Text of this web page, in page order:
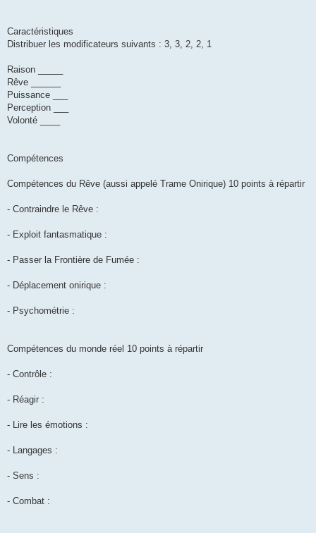
Caractéristiques
Distribuer les modificateurs suivants : 3, 3, 2, 2, 1
Raison _____
Rêve ______
Puissance ___
Perception ___
Volonté ____
Compétences
Compétences du Rêve (aussi appelé Trame Onirique) 10 points à répartir
- Contraindre le Rêve :
- Exploit fantasmatique :
- Passer la Frontière de Fumée :
- Déplacement onirique :
- Psychométrie :
Compétences du monde réel 10 points à répartir
- Contrôle :
- Réagir :
- Lire les émotions :
- Langages :
- Sens :
- Combat :